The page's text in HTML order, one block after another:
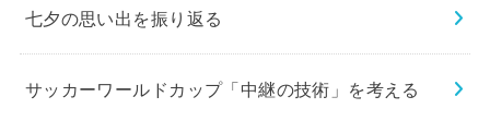
七夕の思い出を振り返る
サッカーワールドカップ「中継の技術」を考える